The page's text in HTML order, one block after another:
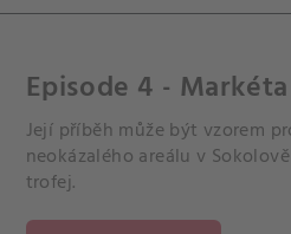
Episode 4 -
Její příběh může být vzorem
neokázalého areálu v
trofej.